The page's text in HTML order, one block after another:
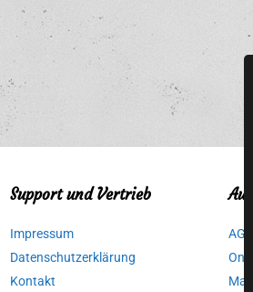
Support und Vertrieb
Impressum
Datenschutzerklärung
Kontakt